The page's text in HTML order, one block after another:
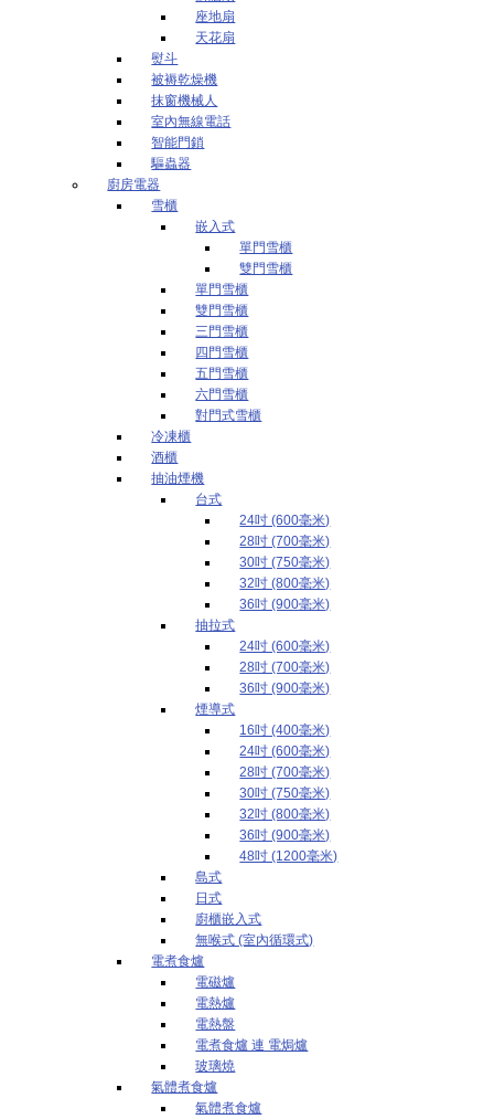
座地扇
天花扇
熨斗
被褥乾燥機
抹窗機械人
室內無線電話
智能門鎖
驅蟲器
廚房電器
雪櫃
嵌入式
單門雪櫃
雙門雪櫃
單門雪櫃
雙門雪櫃
三門雪櫃
四門雪櫃
五門雪櫃
六門雪櫃
對門式雪櫃
冷凍櫃
酒櫃
抽油煙機
台式
24吋 (600毫米)
28吋 (700毫米)
30吋 (750毫米)
32吋 (800毫米)
36吋 (900毫米)
抽拉式
24吋 (600毫米)
28吋 (700毫米)
36吋 (900毫米)
煙導式
16吋 (400毫米)
24吋 (600毫米)
28吋 (700毫米)
30吋 (750毫米)
32吋 (800毫米)
36吋 (900毫米)
48吋 (1200毫米)
島式
日式
廚櫃嵌入式
無喉式 (室內循環式)
電煮食爐
電磁爐
電熱爐
電熱盤
電煮食爐 連 電焗爐
玻璃燒
氣體煮食爐
氣體煮食爐